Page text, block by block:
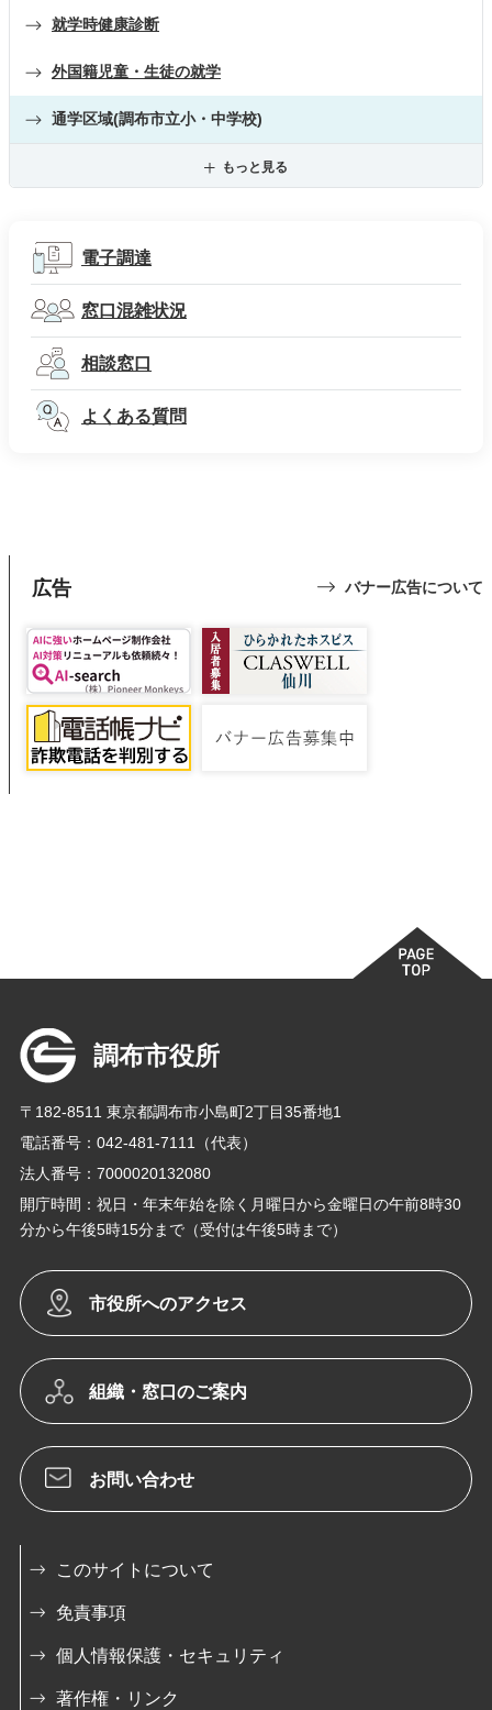
就学時健康診断
外国籍児童・生徒の就学
通学区域(調布市立小・中学校)
もっと見る
電子調達
窓口混雑状況
相談窓口
よくある質問
広告 バナー広告について
調布市役所
〒182-8511 東京都調布市小島町2丁目35番地1
電話番号：042-481-7111（代表）
法人番号：7000020132080
開庁時間：祝日・年末年始を除く月曜日から金曜日の午前8時30
分から午後5時15分まで（受付は午後5時まで）
市役所へのアクセス
組織・窓口のご案内
お問い合わせ
このサイトについて
免責事項
個人情報保護・セキュリティ
著作権・リンク